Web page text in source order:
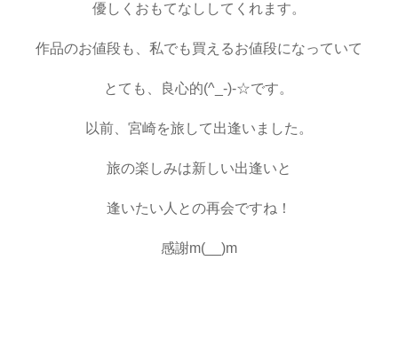
優しくおもてなししてくれます。
作品のお値段も、私でも買えるお値段になっていて
とても、良心的(^_-)-☆です。
以前、宮崎を旅して出逢いました。
旅の楽しみは新しい出逢いと
逢いたい人との再会ですね！
感謝m(__)m